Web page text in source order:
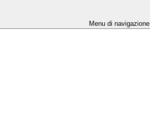
Menu di navigazione